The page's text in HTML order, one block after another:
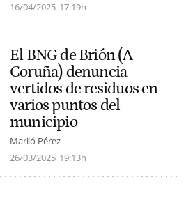
16/04/2025 17:19h
El BNG de Brión (A
Coruña) denuncia
vertidos de residuos en
varios puntos del
municipio
Mariló Pérez
26/03/2025 19:13h